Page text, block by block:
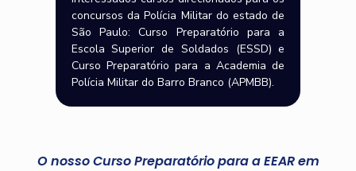
concursos da Polícia Militar do estado de
São Paulo: Curso Preparatório para a
Escola Superior de Soldados (ESSD) e
Curso Preparatório para a Academia de
Polícia Militar do Barro Branco (APMBB).
O nosso Curso Preparatório para a EEAR em